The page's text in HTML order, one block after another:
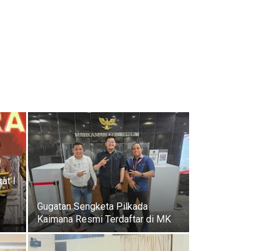
I
Gugatan Sengketa Pilkada
Kaimana Resmi Terdaftar di MK